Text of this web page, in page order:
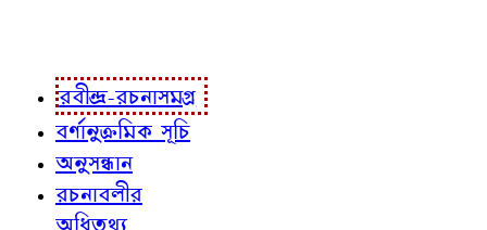
রবীন্দ্র-রচনাসমগ্র
বর্ণানুক্রমিক সূচি
অনুসন্ধান
রচনাবলীর
অধিতথ্য